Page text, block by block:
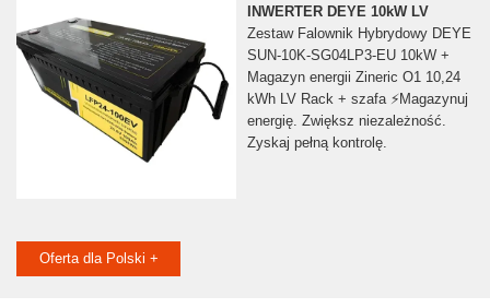
INWERTER DEYE 10kW LV
Zestaw Falownik Hybrydowy DEYE
SUN-10K-SG04LP3-EU 10kW +
Magazyn energii Zineric O1 10,24
kWh LV Rack + szafa ⚡️Magazynuj
energię. Zwiększ niezależność.
Zyskaj pełną kontrolę.
Oferta dla Polski +